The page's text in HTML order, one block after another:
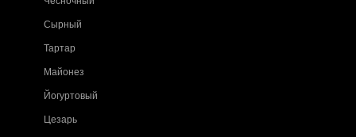
Сырный
Тартар
Майонез
Йогуртовый
Цезарь